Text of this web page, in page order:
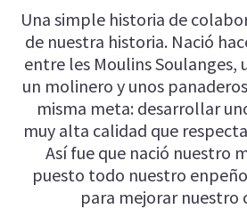
Una simple historia de
de nuestra historia. Nació
entre les Moulins Soulanges,
un molinero y unos
misma meta: desarrollar
muy alta calidad que
Así fue que nació nuestro
puesto todo nuestro
para mejorar nuestro